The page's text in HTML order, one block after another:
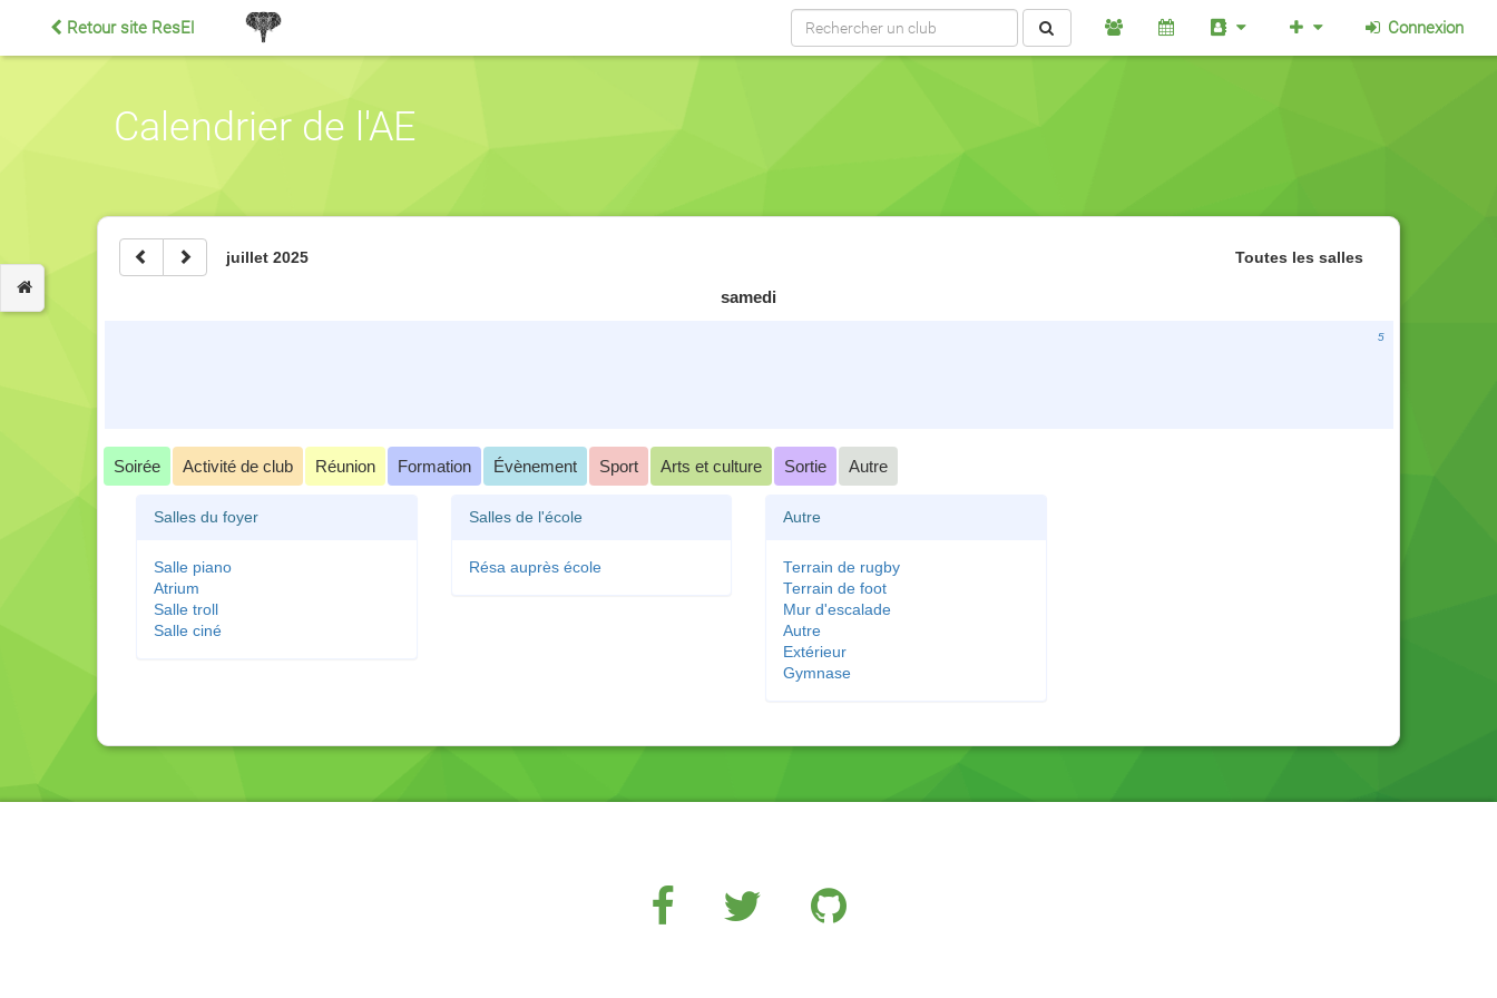
Retour site ResEl Connexion
Calendrier de l'AE
juillet 2025 Toutes les salles
samedi
5
Soirée Activité de club Réunion Formation Évènement Sport Arts et culture Sortie Autre
Salles du foyer
Salle piano
Atrium
Salle troll
Salle ciné
Salles de l'école
Résa auprès école
Autre
Terrain de rugby
Terrain de foot
Mur d'escalade
Autre
Extérieur
Gymnase